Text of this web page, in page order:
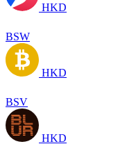
HKD
BSW
HKD
BSV
HKD